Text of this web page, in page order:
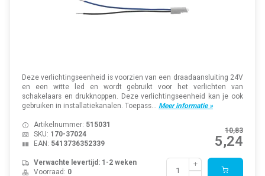
Deze verlichtingseenheid is voorzien van een draadaansluiting 24V
en een witte led en wordt gebruikt voor het verlichten van
schakelaars en drukknoppen. Deze verlichtingseenheid kan je ook
gebruiken in installatiekanalen. Toepass... Meer informatie »
10,83
5,24
Artikelnummer: 515031
SKU: 170-37024
EAN: 5413736352339
Verwachte levertijd: 1-2 weken
Voorraad: 0